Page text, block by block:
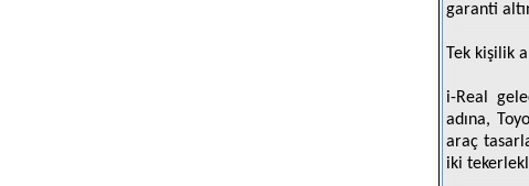
garanti
Tek kişilik
i-Real
adına,
araç
iki